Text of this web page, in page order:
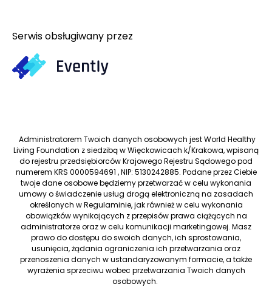
Serwis obsługiwany przez
Administratorem Twoich danych osobowych jest World Healthy
Living Foundation z siedzibą w Więckowicach k/Krakowa, wpisaną
do rejestru przedsiębiorców Krajowego Rejestru Sądowego pod
numerem KRS 0000594691 , NIP: 5130242885. Podane przez Ciebie
twoje dane osobowe będziemy przetwarzać w celu wykonania
umowy o świadczenie usług drogą elektroniczną na zasadach
określonych w Regulaminie, jak również w celu wykonania
obowiązków wynikających z przepisów prawa ciążących na
administratorze oraz w celu komunikacji marketingowej. Masz
prawo do dostępu do swoich danych, ich sprostowania,
usunięcia, żądania ograniczenia ich przetwarzania oraz
przenoszenia danych w ustandaryzowanym formacie, a także
wyrażenia sprzeciwu wobec przetwarzania Twoich danych
osobowych.